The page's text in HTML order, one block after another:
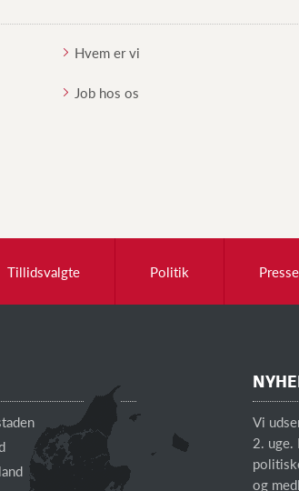
Hvem er vi
Job hos os
Tillidsvalgte Politik Presse
Vi
2. uge.
og